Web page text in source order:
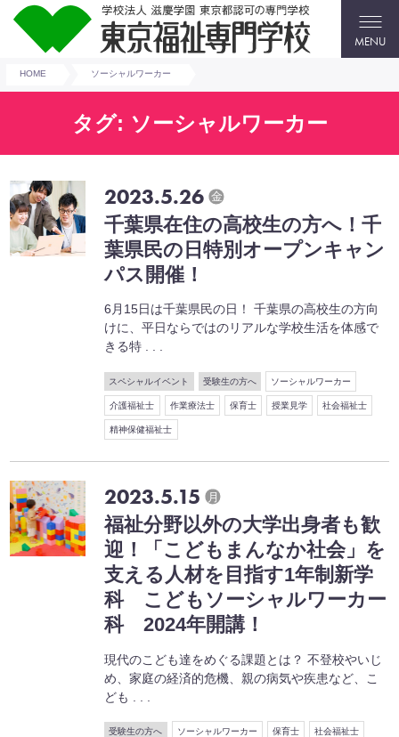
MENU
HOME ソーシャルワーカー
タグ: ソーシャルワーカー
2023.5.26 金
千葉県在住の高校生の方へ！千
葉県民の日特別オープンキャン
パス開催！
6月15日は千葉県民の日！ 千葉県の高校生の方向
けに、平日ならではのリアルな学校生活を体感で
きる特 . . .
スペシャルイベント 受験生の方へ ソーシャルワーカー
介護福祉士 作業療法士 保育士 授業見学 社会福祉士
精神保健福祉士
2023.5.15 月
福祉分野以外の大学出身者も歓
迎！「こどもまんなか社会」を
支える人材を目指す1年制新学
科 こどもソーシャルワーカー
科 2024年開講！
現代のこども達をめぐる課題とは？ 不登校やいじ
め、家庭の経済的危機、親の病気や疾患など、こ
ども . . .
受験生の方へ ソーシャルワーカー 保育士 社会福祉士